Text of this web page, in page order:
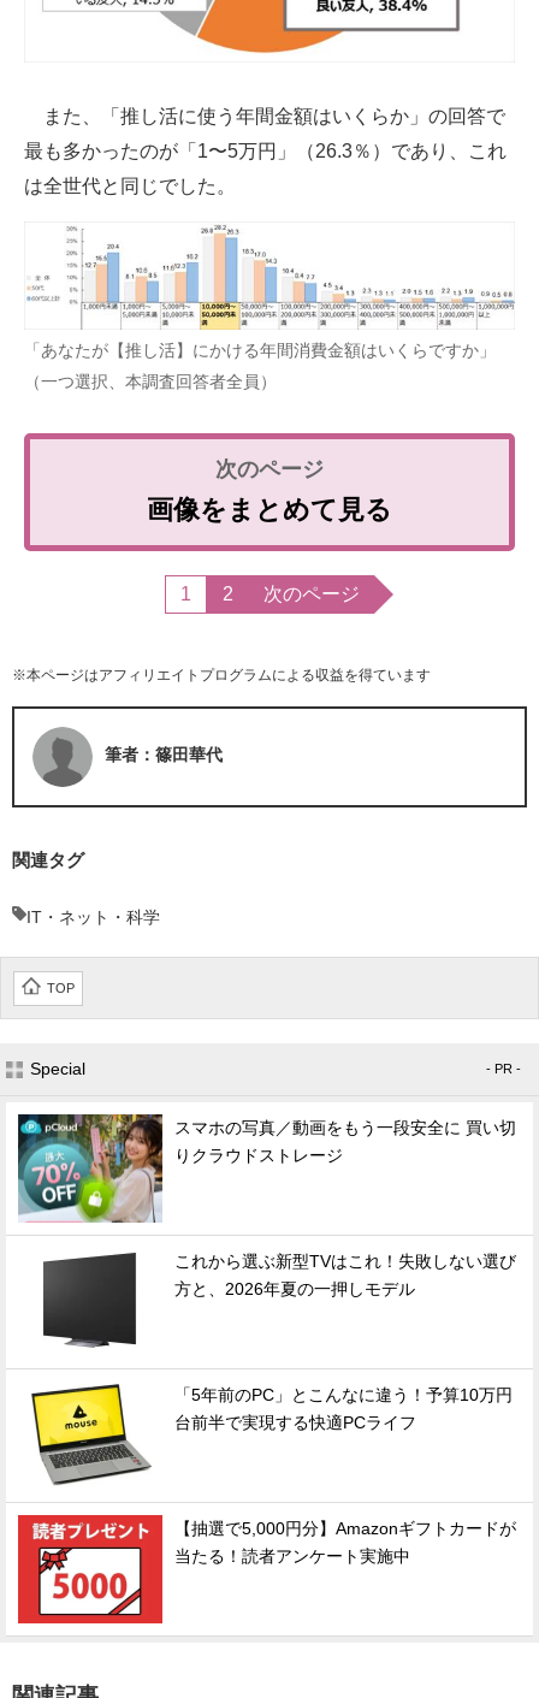
また、「推し活に使う年間金額はいくらか」の回答で
最も多かったのが「1〜5万円」（26.3％）であり、これ
は全世代と同じでした。
「あなたが【推し活】にかける年間消費金額はいくらですか」
（一つ選択、本調査回答者全員）
画像をまとめて見る
1 2 次のページ
※本ページはアフィリエイトプログラムによる収益を得ています
筆者：篠田華代
関連タグ
IT・ネット・科学
TOP
Special - PR -
スマホの写真／動画をもう一段安全に 買い切
りクラウドストレージ
これから選ぶ新型TVはこれ！失敗しない選び
方と、2026年夏の一押しモデル
「5年前のPC」とこんなに違う！予算10万円
台前半で実現する快適PCライフ
【抽選で5,000円分】Amazonギフトカードが
当たる！読者アンケート実施中